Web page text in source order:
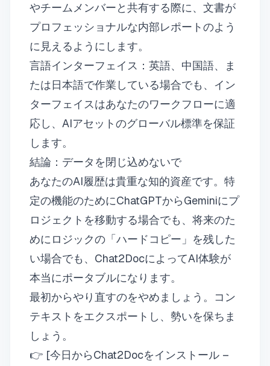
やチームメンバーと共有する際に、文書が
プロフェッショナルな内部レポートのよう
に見えるようにします。
言語インターフェイス：英語、中国語、ま
たは日本語で作業している場合でも、イン
ターフェイスはあなたのワークフローに適
応し、AIアセットのグローバル標準を保証
します。
結論：データを閉じ込めないで
あなたのAI履歴は貴重な知的資産です。特
定の機能のためにChatGPTからGeminiにプ
ロジェクトを移動する場合でも、将来のた
めにロジックの「ハードコピー」を残した
い場合でも、Chat2DocによってAI体験が
本当にポータブルになります。
最初からやり直すのをやめましょう。コン
テキストをエクスポートし、勢いを保ちま
しょう。
👉 [今日からChat2Docをインストール –